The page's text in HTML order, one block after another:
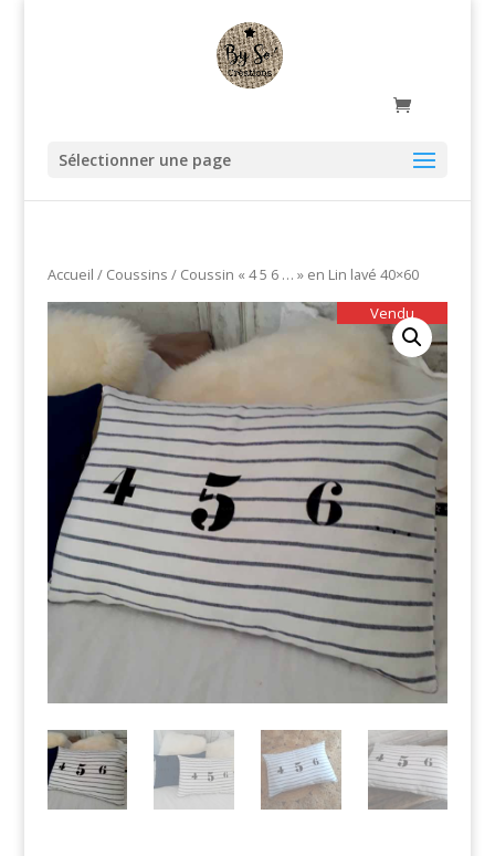
Sélectionner une page
Accueil / Coussins / Coussin « 4 5 6 … » en Lin lavé 40×60
Vendu